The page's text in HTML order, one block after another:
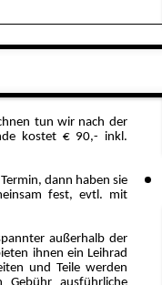
tun wir nach der
kostet € 90,- inkl.
dann haben sie
fest, evtl. mit
außerhalb der
ihnen ein Leihrad
und Teile werden